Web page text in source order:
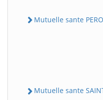
Mutuelle sante
Mutuelle sante